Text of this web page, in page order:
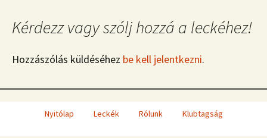
Kérdezz vagy szólj hozzá a leckéhez!
Hozzászólás küldéséhez be kell jelentkezni.
Nyitólap Leckék Rólunk Klubtagság